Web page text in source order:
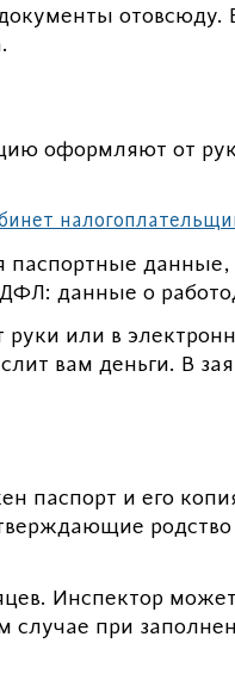
оформляют от
данные о
руки или в
вам деньги. В
паспорт и его
Инспектор
случае при